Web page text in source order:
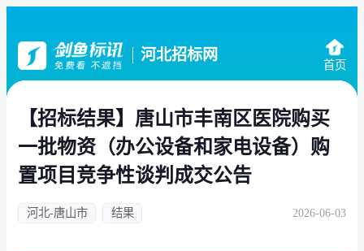
河北招标网
首页
【招标结果】唐山市丰南区医院购买
一批物资（办公设备和家电设备）购
置项目竞争性谈判成交公告
河北-唐山市 结果 2026-06-03